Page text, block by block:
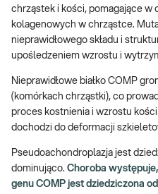
chrząstek i kości, pomagające w
kolagenowych w chrząstce.
nieprawidłowego składu i
upośledzeniem wzrostu i
Nieprawidłowe białko COMP
(komórkach chrząstki), co
proces kostnienia i wzrostu
dochodzi do deformacji
Pseudoachondroplazja jest
dominująco. Choroba
genu COMP jest dziedziczona